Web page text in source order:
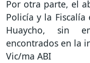
Por otra parte, el
Policía y la
Huaycho, sin
encontrados en la
Vic/ma ABI